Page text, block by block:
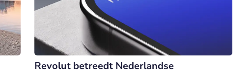
Revolut betreedt Nederlandse